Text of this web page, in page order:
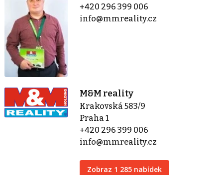
+420 296 399 006
info@mmreality.cz
M&M reality
Krakovská 583/9
Praha 1
+420 296 399 006
info@mmreality.cz
Zobraz 1 285 nabídek